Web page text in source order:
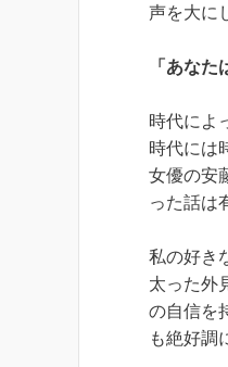
声を大に
「あなた
時代によ
時代には
女優の安
った話は
私の好き
太った外
の自信を
も絶好調